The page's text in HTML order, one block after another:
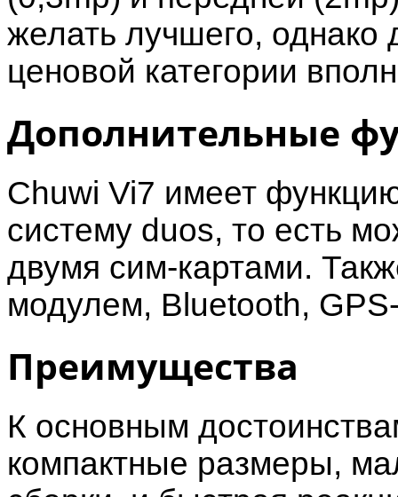
желать лучшего, однако
ценовой категории
Дополнительные
Chuwi Vi7 имеет
систему duos, то есть
двумя сим-картами.
модулем, Bluetooth,
Преимущества
К основным
компактные размеры,